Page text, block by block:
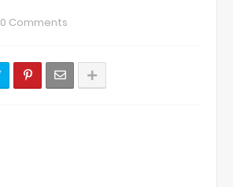
0 Comments